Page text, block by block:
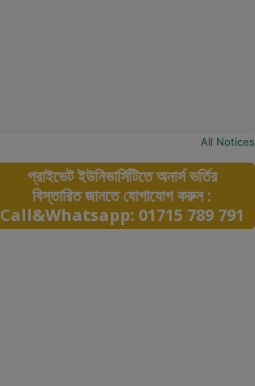
All Notices
প্রাইভেট ইউনিভার্সিটিতে অনার্স ভর্তির
বিস্তারিত জানতে যোগাযোগ করুন :
Call&Whatsapp: 01715 789 791